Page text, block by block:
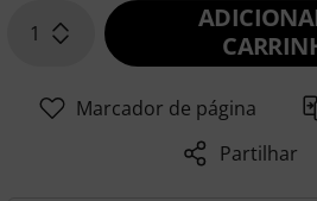
1
Marcador de página
Partilhar